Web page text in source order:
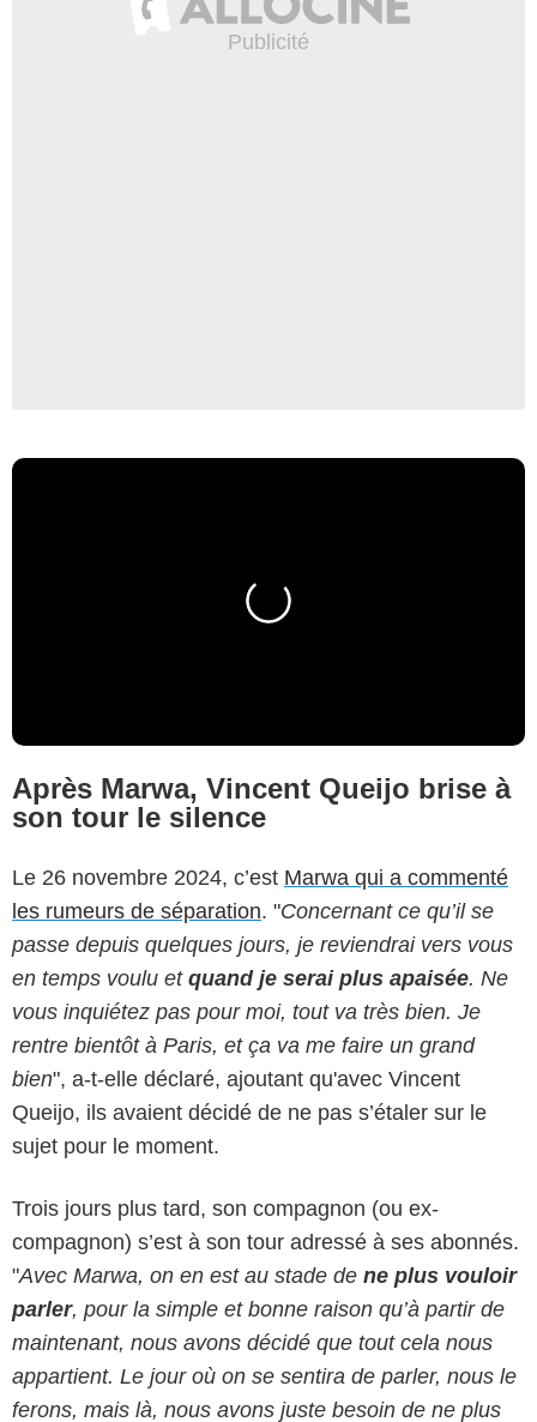
Après Marwa, Vincent Queijo brise à
son tour le silence
Le 26 novembre 2024, c’est Marwa qui a commenté
les rumeurs de séparation. "Concernant ce qu’il se
passe depuis quelques jours, je reviendrai vers vous
en temps voulu et quand je serai plus apaisée. Ne
vous inquiétez pas pour moi, tout va très bien. Je
rentre bientôt à Paris, et ça va me faire un grand
bien", a-t-elle déclaré, ajoutant qu'avec Vincent
Queijo, ils avaient décidé de ne pas s’étaler sur le
sujet pour le moment.
Trois jours plus tard, son compagnon (ou ex-
compagnon) s’est à son tour adressé à ses abonnés.
"Avec Marwa, on en est au stade de ne plus vouloir
parler, pour la simple et bonne raison qu’à partir de
maintenant, nous avons décidé que tout cela nous
appartient. Le jour où on se sentira de parler, nous le
ferons, mais là, nous avons juste besoin de ne plus